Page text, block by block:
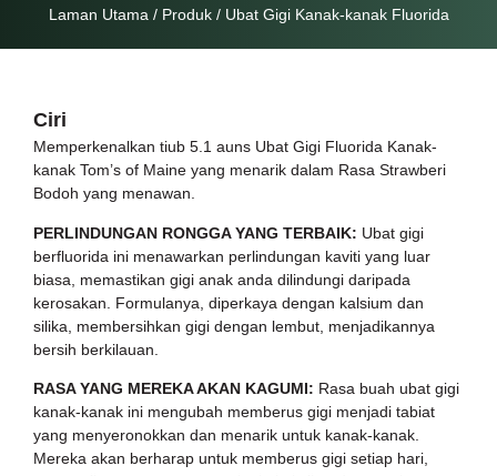
Laman Utama / Produk/ Ubat Gigi Kanak-kanak Fluorida
Ciri
Memperkenalkan tiub 5.1 auns Ubat Gigi Fluorida Kanak-
kanak Tom’s of Maine yang menarik dalam Rasa Strawberi
Bodoh yang menawan.
PERLINDUNGAN RONGGA YANG TERBAIK: Ubat gigi
berfluorida ini menawarkan perlindungan kaviti yang luar
biasa, memastikan gigi anak anda dilindungi daripada
kerosakan. Formulanya, diperkaya dengan kalsium dan
silika, membersihkan gigi dengan lembut, menjadikannya
bersih berkilauan.
RASA YANG MEREKA AKAN KAGUMI: Rasa buah ubat gigi
kanak-kanak ini mengubah memberus gigi menjadi tabiat
yang menyeronokkan dan menarik untuk kanak-kanak.
Mereka akan berharap untuk memberus gigi setiap hari,